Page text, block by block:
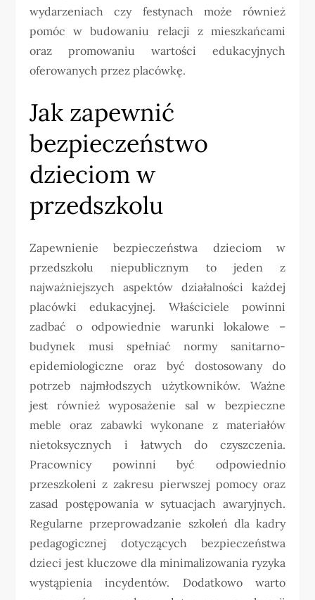
wydarzeniach czy festynach może również
pomóc w budowaniu relacji z mieszkańcami
oraz promowaniu wartości edukacyjnych
oferowanych przez placówkę.
Jak zapewnić
bezpieczeństwo
dzieciom w
przedszkolu
Zapewnienie bezpieczeństwa dzieciom w
przedszkolu niepublicznym to jeden z
najważniejszych aspektów działalności każdej
placówki edukacyjnej. Właściciele powinni
zadbać o odpowiednie warunki lokalowe –
budynek musi spełniać normy sanitarno-
epidemiologiczne oraz być dostosowany do
potrzeb najmłodszych użytkowników. Ważne
jest również wyposażenie sal w bezpieczne
meble oraz zabawki wykonane z materiałów
nietoksycznych i łatwych do czyszczenia.
Pracownicy powinni być odpowiednio
przeszkoleni z zakresu pierwszej pomocy oraz
zasad postępowania w sytuacjach awaryjnych.
Regularne przeprowadzanie szkoleń dla kadry
pedagogicznej dotyczących bezpieczeństwa
dzieci jest kluczowe dla minimalizowania ryzyka
wystąpienia incydentów. Dodatkowo warto